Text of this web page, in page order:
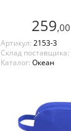
259,00
Артикул: 2153-3
Склад поставщика:
Каталог: Океан